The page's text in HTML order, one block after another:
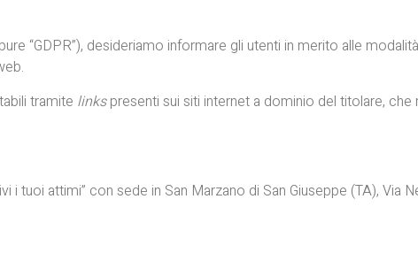
“GDPR”), desideriamo informare gli utenti in merito alle
tramite linkspresenti sui siti internet a dominio del titolare, che
attimi” con sede in San Marzano di San Giuseppe (TA), Via